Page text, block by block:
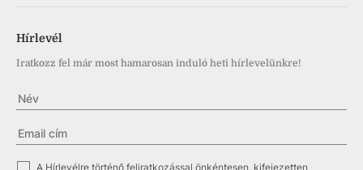
Hírlevél
Iratkozz fel már most hamarosan induló heti hírlevelünkre!
A Hírlevélre történő feliratkozással önkéntesen, kifejezetten